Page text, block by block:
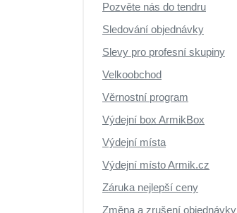
Pozvěte nás do tendru
Sledování objednávky
Slevy pro profesní skupiny
Velkoobchod
Věrnostní program
Výdejní box ArmikBox
Výdejní místa
Výdejní místo Armik.cz
Záruka nejlepší ceny
Změna a zrušení objednávky